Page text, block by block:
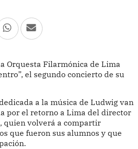
Orquesta Filarmónica de Lima
el segundo concierto de su
a la música de Ludwig van
por el retorno a Lima del director
quien volverá a compartir
que fueron sus alumnos y que